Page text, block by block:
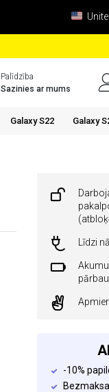
Palīdzība
Sazinies ar mums
Galaxy S22 Galaxy
Līdzi
-10%